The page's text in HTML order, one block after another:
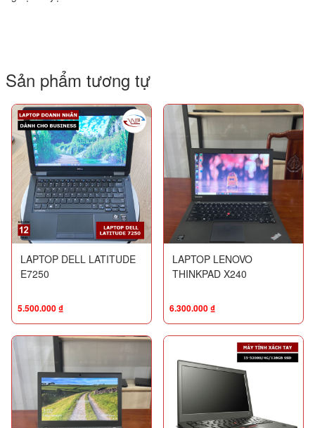
Sản phẩm tương tự
LAPTOP DELL LATITUDE
E7250
5.500.000₫
LAPTOP LENOVO
THINKPAD X240
6.300.000₫